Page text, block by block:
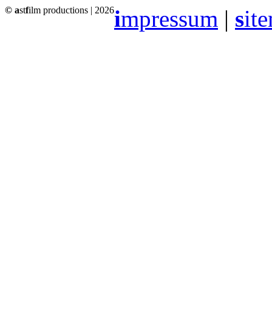
© astfilm productions | 2026impressum | s